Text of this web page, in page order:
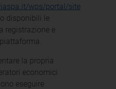
wps/portal/site
disponibili le
registrazione e
la propria
economici
eseguire